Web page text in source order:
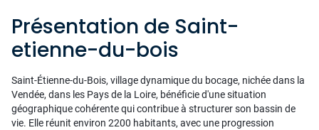
Présentation de Saint-
etienne-du-bois
Saint-Étienne-du-Bois, village dynamique du bocage, nichée dans la
Vendée, dans les Pays de la Loire, bénéficie d'une situation
géographique cohérente qui contribue à structurer son bassin de
vie. Elle réunit environ 2200 habitants, avec une progression